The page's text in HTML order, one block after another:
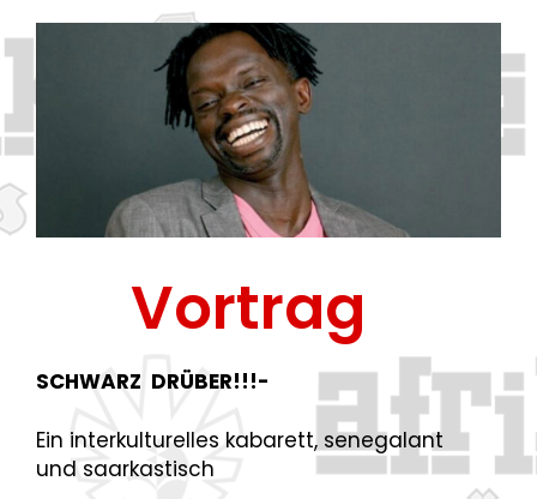
Moderator / Autor
Ibrahim
Ndiaye
Vortrag
SCHWARZ DRÜBER!!!-
Ein interkulturelles kabarett, senegalant
und saarkastisch